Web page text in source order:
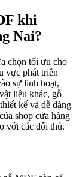
khi
Nai?
chọn tối ưu cho
vực phát triển
sự linh hoạt,
liệu khác, gỗ
kế và dễ dàng
shop cửa hàng
với các đối thủ.